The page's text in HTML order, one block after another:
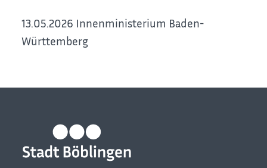
13.05.2026 Innenministerium Baden-
Württemberg